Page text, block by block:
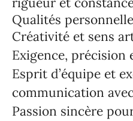
Qualités
Créativité et sens
Exigence, précision
Esprit d’équipe et
communication
Passion sincère